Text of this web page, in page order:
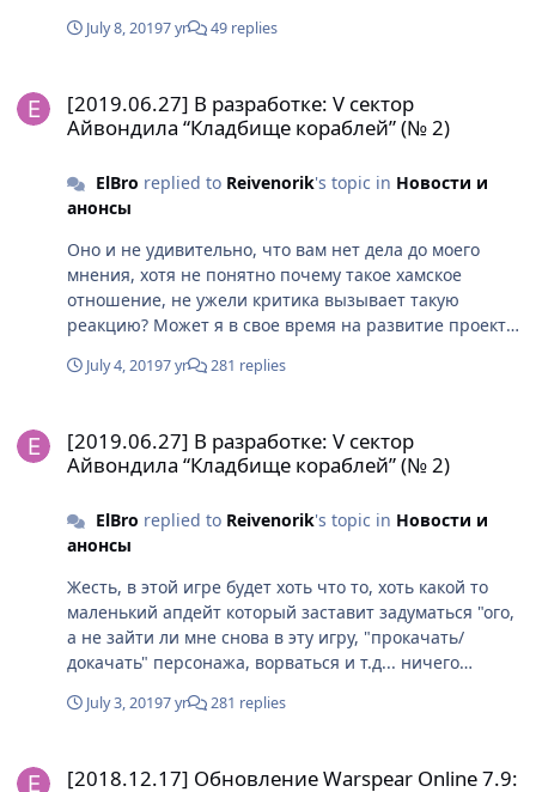
July 8, 20197 yr 49 replies
[2019.06.27] В разработке: V сектор
Айвондила “Кладбище кораблей” (№ 2)
ElBro replied to Reivenorik's topic in Новости и
анонсы
Оно и не удивительно, что вам нет дела до моего
мнения, хотя не понятно почему такое хамское
отношение, не ужели критика вызывает такую
реакцию? Может я в свое время на развитие проекта
важно, эта версия форума изначально была
активных юзеров? Я могу сопоставить данные) А по
поводу обновлений)))))) мммм, поменяли антураж,
боссов, прекрасно, но это все для хай лв контента.
Замечательно конечно что критика цепляет, но
лично я в этом проекте куда больше чем вы, и мне
куда обидней от ситуации. Может отбросив эмоции,
вам, действительно стоит задуматься, а что за
последние апдейты вы сделали, для привлечения
новых игроков?) Реклама у блогеров и изобы со
скидками это вобще не Але)
July 4, 20197 yr 281 replies
[2019.06.27] В разработке: V сектор
Айвондила “Кладбище кораблей” (№ 2)
ElBro replied to Reivenorik's topic in Новости и
анонсы
Жесть, в этой игре будет хоть что то, хоть какой то
маленький апдейт который заставит задуматься "ого,
а не зайти ли мне снова в эту игру, "прокачать/
докачать" персонажа, ворваться и т.д... ничего
скидок в лавке я не наблюдаю уже очень много
тут не причем, ведь за рубли тебя обмажут всем, с
July 3, 20197 yr 281 replies
[2018.12.17] Обновление Warspear Online 7.9: